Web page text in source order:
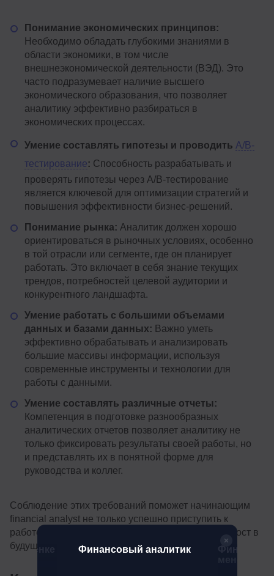
Понимание экономических принципов:
Необходимо обладать глубокими знаниями в
области экономики, в том числе
внешнеэкономической деятельности (ВЭД). Это
часто подразумевает наличие высшего
экономического образования, что позволяет
аналитику эффективно разбираться в
экономических процессах.
Умение составлять гипотезы и проводить A/B-
тестирование: Способность разрабатывать и
проверять гипотезы через A/B-тестирование
является ключевой для оптимизации стратегий и
повышения эффективности бизнес-решений.
Понимание рынка: Аналитик должен хорошо
ориентироваться в рыночных условиях, особенно
в той отрасли или сегменте, где он планирует
работать. Это включает в себя знание текущих
трендов, потребностей целевой аудитории и
конкурентного ландшафта.
Умение работать с большими объемами
данных и базами данных: Важно уметь
эффективно обрабатывать и анализировать
большие массивы информации, используя
современные инструменты и технологии для
работы с данными.
Умение составлять различные отчеты:
Компетенция в подготовке разнообразных
аналитических отчетов позволяет аналитику не
только фиксировать результаты своей работы, но
и представлять их в понятной форме для
руководства и коллег.
Соблюдение этих требований поможет начинающим
financial analyst не только успешно приступить к
работе, но и обеспечить стабильный карьерный рост в
будущем.
удалёнке Финансовый аналитик